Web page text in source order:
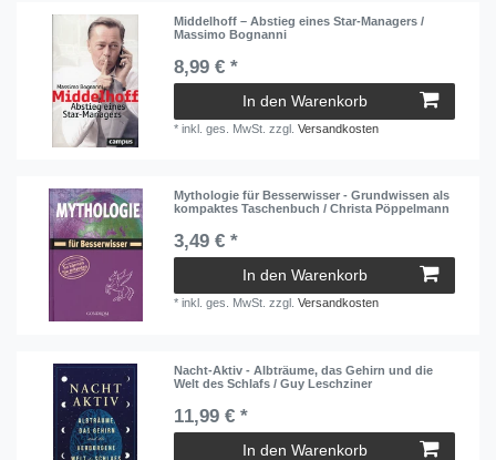
Middelhoff – Abstieg eines Star-Managers /
Massimo Bognanni
8,99 € *
In den Warenkorb
*inkl. ges. MwSt. zzgl.Versandkosten
Mythologie für Besserwisser - Grundwissen als
kompaktes Taschenbuch / Christa Pöppelmann
3,49 € *
In den Warenkorb
*inkl. ges. MwSt. zzgl.Versandkosten
Nacht-Aktiv - Albträume, das Gehirn und die
Welt des Schlafs / Guy Leschziner
11,99 € *
In den Warenkorb